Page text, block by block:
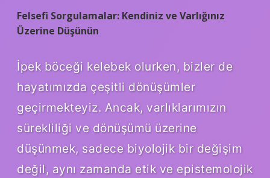
Felsefi Sorgulamalar: Kendiniz ve Varlığınız
Üzerine Düşünün
İpek böceği kelebek olurken, bizler de
hayatımızda çeşitli dönüşümler
geçirmekteyiz. Ancak, varlıklarımızın
sürekliliği ve dönüşümü üzerine
düşünmek, sadece biyolojik bir değişim
değil, aynı zamanda etik ve epistemolojik